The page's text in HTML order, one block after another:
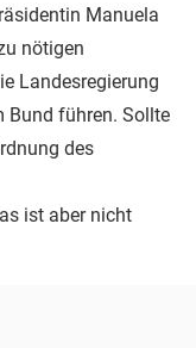
Manuela
nötigen
Landesregierung
Bund führen. Sollte
des
ist aber nicht